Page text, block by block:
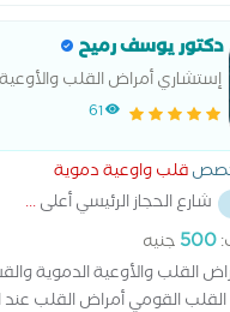
عتلال عضلة القلب
والشرايين التهاب بطانة
والعلاجية حالات المعقدة
الطبيعي رسم القلب
والكوليسترول فى الدم
هبوط عضلة القلب متابعة
الروماتيزمية متابعة ما بعد
لشرايين القلب مرض الشريان
دكتور يوسف رميح
إستشاري أمراض القلب والأوعية
الدموية والقسطرة القلبية -
61
قلب واوعية دموية
شارع الحجاز الرئيسي أعلى...
500 جنيه
القلب والأوعية الدموية
القومي أمراض القلب عند